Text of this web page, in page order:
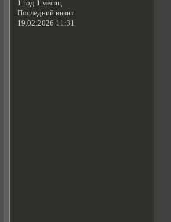
1 год 1 месяц
Последний визит:
19.02.2026 11:31